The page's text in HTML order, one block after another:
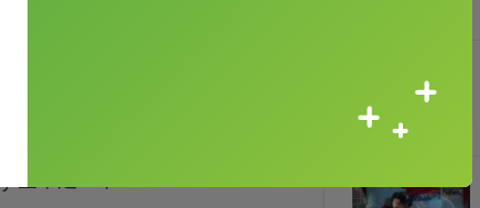
笨嗎？）
並不是「不